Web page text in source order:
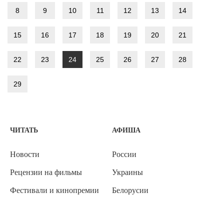
8 9 10 11 12 13 14
15 16 17 18 19 20 21
22 23 24 25 26 27 28
29
ЧИТАТЬ
Новости
Рецензии на фильмы
Фестивали и кинопремии
АФИША
России
Украины
Белорусии